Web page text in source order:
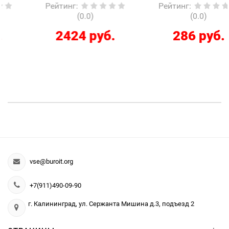
Рейтинг:
2424 руб.
Рейтинг:
286 руб.
vse@buroit.org
+7(911)490-09-90
г. Калининград, ул. Сержанта Мишина д.3, подъезд 2